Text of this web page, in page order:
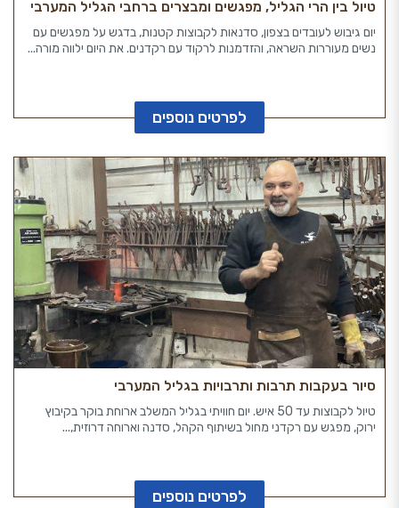
טיול בין הרי הגליל, מפגשים ומבצרים ברחבי הגליל המערבי
יום גיבוש לעובדים בצפון, סדנאות לקבוצות קטנות, בדגש על מפגשים עם
נשים מעוררות השראה, והזדמנות לרקוד עם רקדנים. את היום ילווה מורה...
לפרטים נוספים
סיור בעקבות תרבות ותרבויות בגליל המערבי
טיול לקבוצות עד 50 איש. יום חוויתי בגליל המשלב ארוחת בוקר בקיבוץ
ירוק, מפגש עם רקדני מחול בשיתוף הקהל, סדנה וארוחה דרוזית,...
לפרטים נוספים